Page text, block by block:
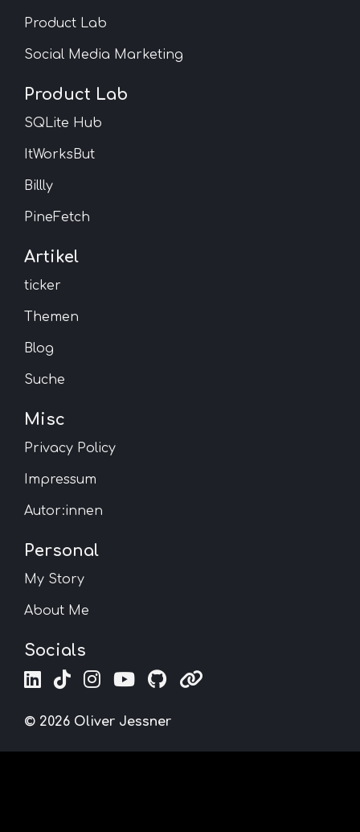
Product Lab
Social Media Marketing
Product Lab
SQLite Hub
ItWorksBut
Billly
PineFetch
Artikel
ticker
Themen
Blog
Suche
Misc
Privacy Policy
Impressum
Autor:innen
Personal
My Story
About Me
Socials
© 2026 Oliver Jessner